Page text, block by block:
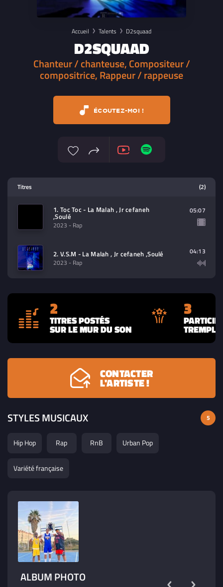
Accueil Talents D2squaad
D2SQUAAD
Chanteur / chanteuse, Compositeur /
compositrice, Rappeur / rappeuse
ÉCOUTEZ-MOI !
contenu à lire (audio/video)
Titres (2)
1. Toc Toc - La Malah , Jr cefaneh
,Soulé
2023 - Rap
05:07
2. V.S.M - La Malah , Jr cefaneh ,Soulé
2023 - Rap
04:13
2
TITRES POSTÉS
SUR LE MUR DU SON
3
CONTACTER
L'ARTISTE !
STYLES MUSICAUX 5
Hip Hop Rap RnB Urban Pop
Variété française
ALBUM PHOTO